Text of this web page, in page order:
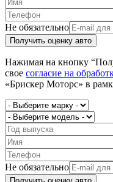
Не обязательно
Получить оценку авто
Нажимая на кнопку
свое согласие на
«Брискер Моторс» в
Не обязательно